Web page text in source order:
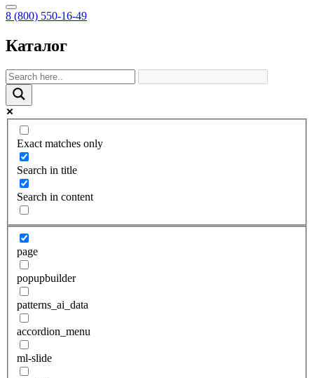
8 (800) 550-16-49
Каталог
Exact matches only
Search in title
Search in content
page
popupbuilder
patterns_ai_data
accordion_menu
ml-slide